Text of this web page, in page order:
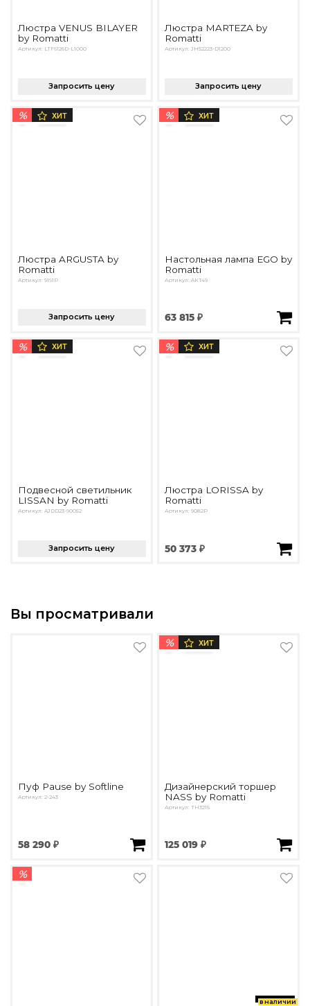
Люстра VENUS BILAYER
by Romatti
Артикул: LTF6126D-L1000
Запросить цену
Люстра MARTEZA by
Romatti
Артикул: JH52223-D1200
Запросить цену
% ХИТ
Люстра ARGUSTA by
Romatti
Артикул: 9191P
Запросить цену
% ХИТ
Настольная лампа EGO by
Romatti
Артикул: AKT49
63 815 ₽
% ХИТ
Подвесной светильник
LISSAN by Romatti
Артикул: AJDD23-90052
Запросить цену
% ХИТ
Люстра LORISSA by
Romatti
Артикул: 9082P
50 373 ₽
Вы просматривали
Пуф Pause by Softline
Артикул: 2-243
58 290 ₽
% ХИТ
Дизайнерский торшер
NASS by Romatti
Артикул: ТН3215
125 019 ₽
%
в наличии